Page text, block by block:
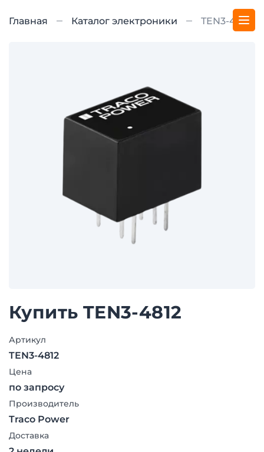
Главная Каталог электроники TEN3-4812
Купить TEN3-4812
Артикул
TEN3-4812
Цена
по запросу
Производитель
Traco Power
Доставка